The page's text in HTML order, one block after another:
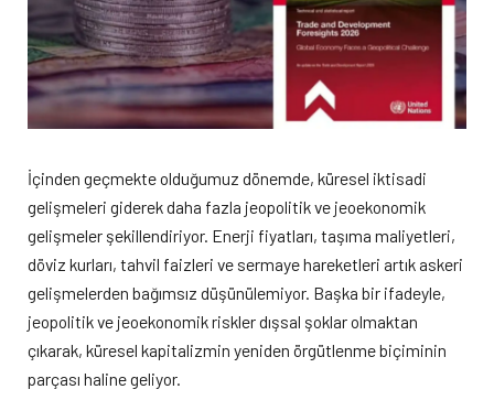
İçinden geçmekte olduğumuz dönemde, küresel iktisadi
gelişmeleri giderek daha fazla jeopolitik ve jeoekonomik
gelişmeler şekillendiriyor. Enerji fiyatları, taşıma maliyetleri,
döviz kurları, tahvil faizleri ve sermaye hareketleri artık askeri
gelişmelerden bağımsız düşünülemiyor. Başka bir ifadeyle,
jeopolitik ve jeoekonomik riskler dışsal şoklar olmaktan
çıkarak, küresel kapitalizmin yeniden örgütlenme biçiminin
parçası haline geliyor.